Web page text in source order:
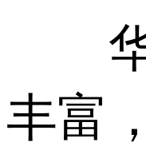
华
丰富